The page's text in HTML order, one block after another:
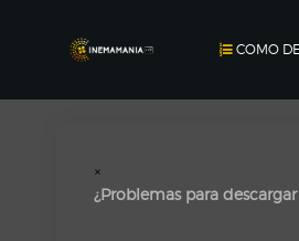
COMO
×
¿Problemas para